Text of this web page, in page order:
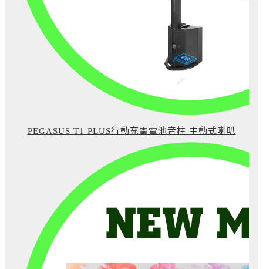
PEGASUS T1 PLUS行動充電電池音柱 主動式喇叭